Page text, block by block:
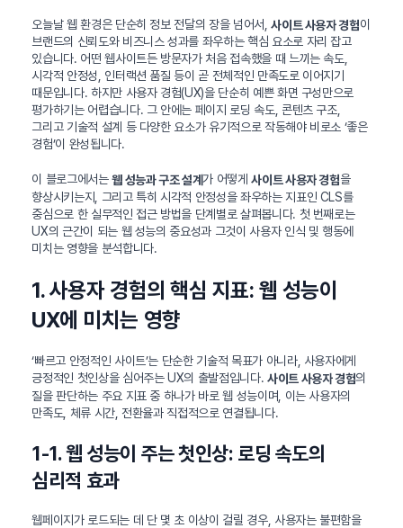
오늘날 웹 환경은 단순히 정보 전달의 장을 넘어서,사이트 사용자 경험이
브랜드의 신뢰도와 비즈니스 성과를 좌우하는 핵심 요소로 자리 잡고
있습니다. 어떤 웹사이트든 방문자가 처음 접속했을 때 느끼는 속도,
시각적 안정성, 인터랙션 품질 등이 곧 전체적인 만족도로 이어지기
때문입니다. 하지만 사용자 경험(UX)을 단순히 예쁜 화면 구성만으로
평가하기는 어렵습니다. 그 안에는 페이지 로딩 속도, 콘텐츠 구조,
그리고 기술적 설계 등 다양한 요소가 유기적으로 작동해야 비로소 ‘좋은
경험’이 완성됩니다.
이 블로그에서는웹 성능과 구조 설계 가 어떻게사이트 사용자 경험을
향상시키는지, 그리고 특히 시각적 안정성을 좌우하는 지표인 CLS를
중심으로 한 실무적인 접근 방법을 단계별로 살펴봅니다. 첫 번째로는
UX의 근간이 되는 웹 성능의 중요성과 그것이 사용자 인식 및 행동에
미치는 영향을 분석합니다.
1. 사용자 경험의 핵심 지표: 웹 성능이
UX에 미치는 영향
‘빠르고 안정적인 사이트’는 단순한 기술적 목표가 아니라, 사용자에게
긍정적인 첫인상을 심어주는 UX의 출발점입니다. 사이트 사용자 경험의
질을 판단하는 주요 지표 중 하나가 바로 웹 성능이며, 이는 사용자의
만족도, 체류 시간, 전환율과 직접적으로 연결됩니다.
1-1. 웹 성능이 주는 첫인상: 로딩 속도의
심리적 효과
웹페이지가 로드되는 데 단 몇 초 이상이 걸릴 경우, 사용자는 불편함을